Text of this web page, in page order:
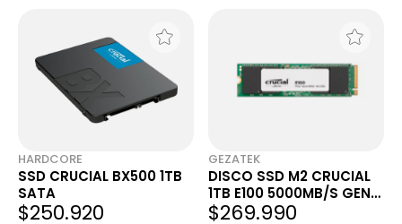
HARDCORE
SSD CRUCIAL BX500 1TB
SATA
$250.920
GEZATEK
DISCO SSD M2 CRUCIAL
1TB E100 5000MB/S GEN4
X4 NVME
$269.990